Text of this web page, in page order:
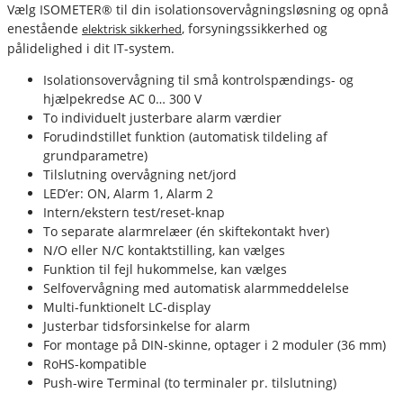
Vælg ISOMETER® til din isolationsovervågningsløsning og opnå
enestående elektrisk sikkerhed, forsyningssikkerhed og
pålidelighed i dit IT-system.
Isolationsovervågning til små kontrolspændings- og
hjælpekredse AC 0… 300 V
To individuelt justerbare alarm værdier
Forudindstillet funktion (automatisk tildeling af
grundparametre)
Tilslutning overvågning net/jord
LED’er: ON, Alarm 1, Alarm 2
Intern/ekstern test/reset-knap
To separate alarmrelæer (én skiftekontakt hver)
N/O eller N/C kontaktstilling, kan vælges
Funktion til fejl hukommelse, kan vælges
Selfovervågning med automatisk alarmmeddelelse
Multi-funktionelt LC-display
Justerbar tidsforsinkelse for alarm
For montage på DIN-skinne, optager i 2 moduler (36 mm)
RoHS-kompatible
Push-wire Terminal (to terminaler pr. tilslutning)